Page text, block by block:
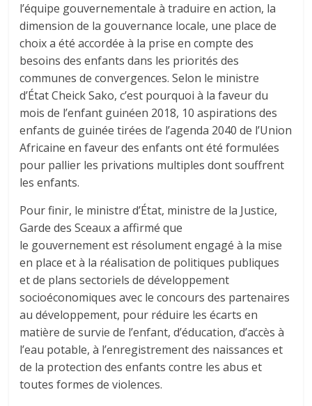
l’équipe gouvernementale à traduire en action, la
dimension de la gouvernance locale, une place de
choix a été accordée à la prise en compte des
besoins des enfants dans les priorités des
communes de convergences. Selon le ministre
d’ÉtatCheick Sako, c’est pourquoi à la faveur du
mois de l’enfant guinéen 2018, 10 aspirationsdes
enfants de guinée tirées de l’agenda 2040 de l’Union
Africaine en faveur des enfants ont été formulées
pour pallier les privations multiples dont souffrent
les enfants.
Pour finir, le ministre d’État, ministre de la Justice,
Garde des Sceaux a affirmé que
le gouvernementest résolument engagé à la mise
en place et à la réalisation de politiques publiques
et de plans sectoriels de développement
socioéconomiques avec le concours des partenaires
au développement, pour réduire lesécarts en
matière de survie de l’enfant, d’éducation, d’accès à
l’eau potable, à l’enregistrement des naissances et
de la protection des enfants contre les abus et
toutes formes de violences.